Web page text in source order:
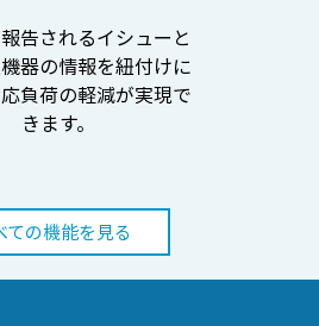
告されるイシューと
器の情報を紐付けに
負荷の軽減が実現で
きます。
ての機能を見る